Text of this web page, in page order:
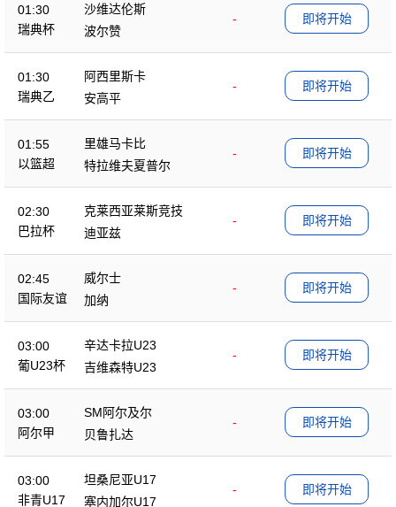
01:30
瑞典杯
沙维达伦斯
-
波尔赞
即将开始
01:30
瑞典乙
阿西里斯卡
-
安高平
即将开始
01:55
以篮超
里雄马卡比
-
特拉维夫夏普尔
即将开始
02:30
巴拉杯
克莱西亚莱斯竞技
-
迪亚兹
即将开始
02:45
国际友谊
威尔士
-
加纳
即将开始
03:00
葡U23杯
辛达卡拉U23
-
吉维森特U23
即将开始
03:00
阿尔甲
SM阿尔及尔
-
贝鲁扎达
即将开始
03:00
非青U17
坦桑尼亚U17
-
塞内加尔U17
即将开始